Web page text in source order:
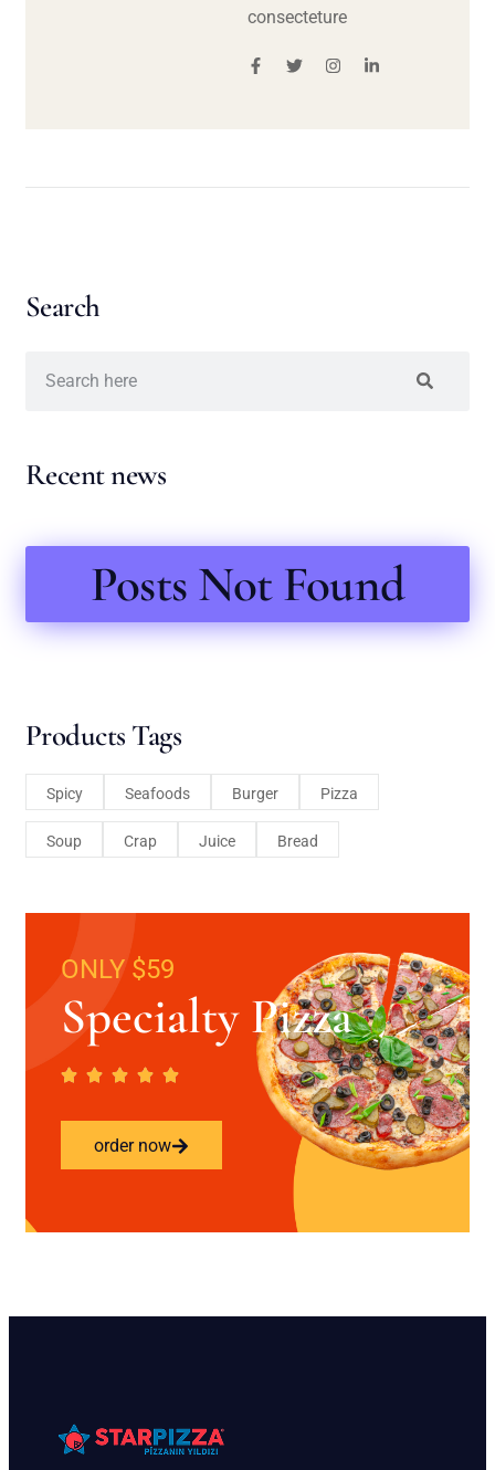
consecteture
Search
Recent news
Posts Not Found
Products Tags
Spicy Seafoods Burger Pizza
Soup Crap Juice Bread
ONLY $59
Specialty Pizza
order now